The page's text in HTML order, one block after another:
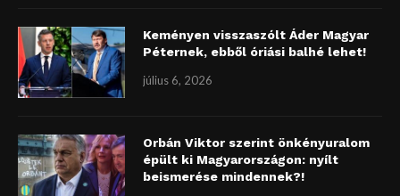
Keményen visszaszólt Áder Magyar
Péternek, ebből óriási balhé lehet!
július 6, 2026
Orbán Viktor szerint önkényuralom
épült ki Magyarországon: nyílt
beismerése mindennek?!